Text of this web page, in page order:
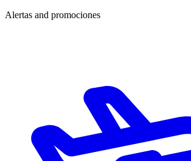
Alertas and promociones